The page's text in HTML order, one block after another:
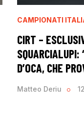
CAMPIONATI
CIRT –
D’OCA, CHE
Matteo Deriu